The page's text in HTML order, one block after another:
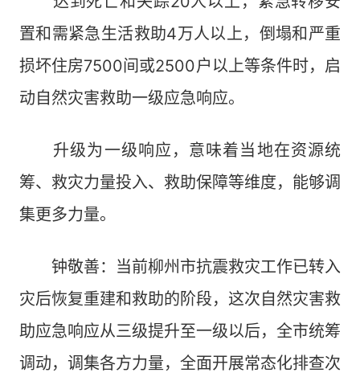
置和需紧急生活救助4万人以上，倒塌和严重
损坏住房7500间或2500户以上等条件时，启
动自然灾害救助一级应急响应。
升级为一级响应，意味着当地在资源统
筹、救灾力量投入、救助保障等维度，能够调
集更多力量。
钟敬善：当前柳州市抗震救灾工作已转入
灾后恢复重建和救助的阶段，这次自然灾害救
助应急响应从三级提升至一级以后，全市统筹
调动，调集各方力量，全面开展常态化排查次